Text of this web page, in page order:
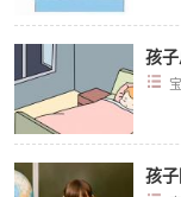
孩
孩子